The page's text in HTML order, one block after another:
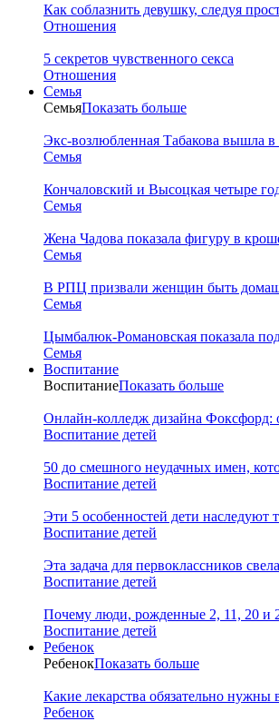
Как соблазнить девушку, следуя
Отношения
5 секретов чувственного секса
Отношения
Семья
СемьяПоказать больше
Экс-возлюбленная Табакова вышла в
Семья
Кончаловский и Высоцкая четыре
Семья
Жена Чадова показала фигуру в
Семья
В РПЦ призвали женщин быть
Семья
Цымбалюк-Романовская показала
Семья
Воспитание
ВоспитаниеПоказать больше
Онлайн-колледж дизайна Фоксфорд:
Воспитание детей
50 до смешного неудачных имен,
Воспитание детей
Эти 5 особенностей дети
Воспитание детей
Эта задача для первоклассников
Воспитание детей
Почему люди, рожденные 2, 11, 20 и
Воспитание детей
Ребенок
РебенокПоказать больше
Какие лекарства обязательно нужны
Ребенок